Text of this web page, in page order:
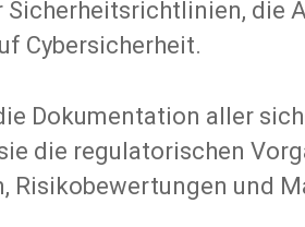
die
Cybersicherheit.
Dokumentation aller
die regulatorischen
Risikobewertungen und